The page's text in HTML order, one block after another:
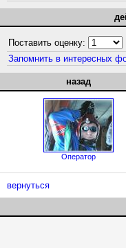
Поставить оценку:
Запомнить в интересных
назад
Оператор
вернуться